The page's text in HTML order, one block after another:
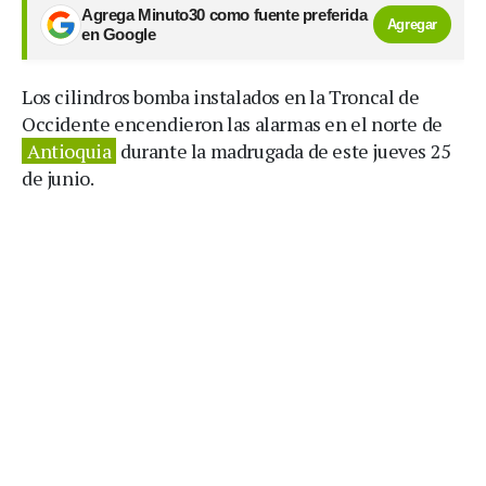
Agrega Minuto30 como fuente preferida
en Google
Agregar
Los cilindros bomba instalados en la Troncal de
Occidente encendieron las alarmas en el norte de
Antioquia durante la madrugada de este jueves 25
de junio.